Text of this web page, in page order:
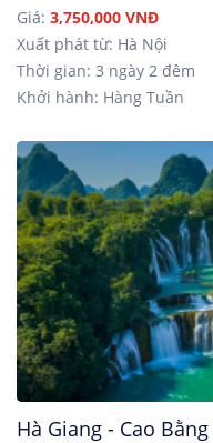
Giá: 3,750,000 VNĐ
Xuất phát từ: Hà Nội
Thời gian: 3 ngày 2 đêm
Khởi hành: Hàng Tuần
Hà Giang - Cao